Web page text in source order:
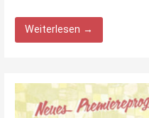
Weiterlesen →